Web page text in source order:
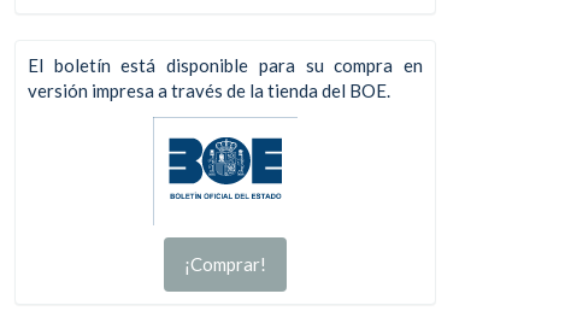
El boletín está disponible para su compra en
versión impresa a través de la tienda del BOE.
¡Comprar!